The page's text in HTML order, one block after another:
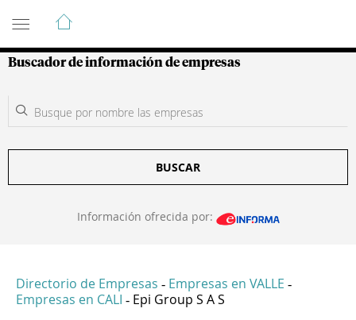
Guía de Empresas Colombianas
Buscador de información de empresas
BUSCAR
Información ofrecida por:
Directorio de Empresas - Empresas en VALLE -
Empresas en CALI - Epi Group S A S